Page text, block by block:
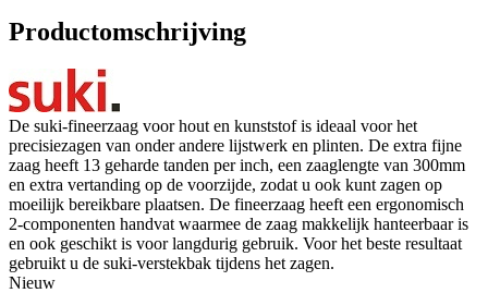
Productomschrijving
De suki-fineerzaag voor hout en kunststof is ideaal voor het
precisiezagen van onder andere lijstwerk en plinten. De extra fijne
zaag heeft 13 geharde tanden per inch, een zaaglengte van 300mm
en extra vertanding op de voorzijde, zodat u ook kunt zagen op
moeilijk bereikbare plaatsen. De fineerzaag heeft een ergonomisch
2-componenten handvat waarmee de zaag makkelijk hanteerbaar is
en ook geschikt is voor langdurig gebruik. Voor het beste resultaat
gebruikt u de suki-verstekbak tijdens het zagen.
Nieuw